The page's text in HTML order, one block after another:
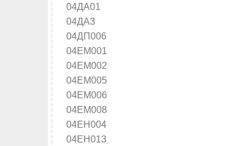
04ДА01
04ДА3
04ДП006
04ЕМ001
04ЕМ002
04ЕМ005
04ЕМ006
04ЕМ008
04ЕН004
04ЕН013